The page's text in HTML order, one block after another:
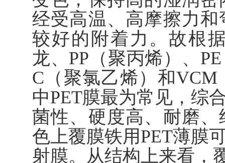
经受高温、高摩擦力
较好的附着力。故根
龙、PP（聚丙烯）、
C（聚氯乙烯）和
中PET膜最为常见，综
菌性、硬度高、耐磨
色上覆膜铁用PET薄膜
射膜。从结构上来看，